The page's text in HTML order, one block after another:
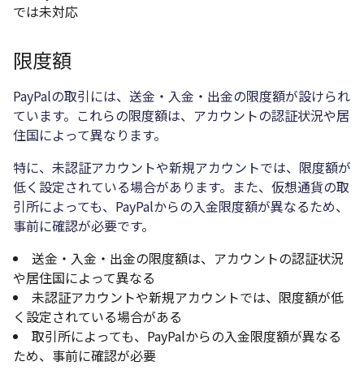
では未対応
限度額
PayPalの取引には、送金・入金・出金の限度額が設けられ
ています。これらの限度額は、アカウントの認証状況や居
住国によって異なります。
特に、未認証アカウントや新規アカウントでは、限度額が
低く設定されている場合があります。また、仮想通貨の取
引所によっても、PayPalからの入金限度額が異なるため、
事前に確認が必要です。
送金・入金・出金の限度額は、アカウントの認証状況
や居住国によって異なる
未認証アカウントや新規アカウントでは、限度額が低
く設定されている場合がある
取引所によっても、PayPalからの入金限度額が異なる
ため、事前に確認が必要